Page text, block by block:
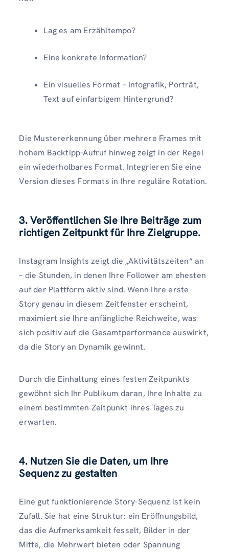
Lag es am Erzähltempo?
Eine konkrete Information?
Ein visuelles Format – Infografik, Porträt,
Text auf einfarbigem Hintergrund?
Die Mustererkennung über mehrere Frames mit
hohem Backtipp-Aufruf hinweg zeigt in der Regel
ein wiederholbares Format. Integrieren Sie eine
Version dieses Formats in Ihre reguläre Rotation.
3. Veröffentlichen Sie Ihre Beiträge zum
richtigen Zeitpunkt für Ihre Zielgruppe.
Instagram Insights zeigt die „Aktivitätszeiten“ an
– die Stunden, in denen Ihre Follower am ehesten
auf der Plattform aktiv sind. Wenn Ihre erste
Story genau in diesem Zeitfenster erscheint,
maximiert sie Ihre anfängliche Reichweite, was
sich positiv auf die Gesamtperformance auswirkt,
da die Story an Dynamik gewinnt.
Durch die Einhaltung eines festen Zeitpunkts
gewöhnt sich Ihr Publikum daran, Ihre Inhalte zu
einem bestimmten Zeitpunkt ihres Tages zu
erwarten.
4. Nutzen Sie die Daten, um Ihre
Sequenz zu gestalten
Eine gut funktionierende Story-Sequenz ist kein
Zufall. Sie hat eine Struktur: ein Eröffnungsbild,
das die Aufmerksamkeit fesselt, Bilder in der
Mitte, die Mehrwert bieten oder Spannung